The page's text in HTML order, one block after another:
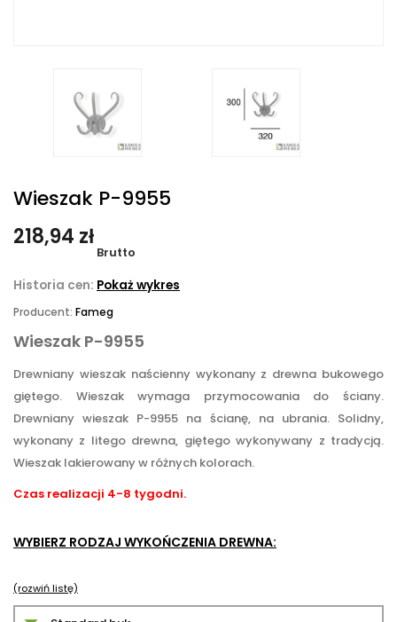
Wieszak P-9955
218,94 zł
Brutto
Historia cen: Pokaż wykres
Producent: Fameg
Wieszak P-9955
Drewniany wieszak naścienny wykonany z drewna bukowego
giętego. Wieszak wymaga przymocowania do ściany.
Drewniany wieszak P-9955 na ścianę, na ubrania. Solidny,
wykonany z litego drewna, giętego wykonywany z tradycją.
Wieszak lakierowany w różnych kolorach.
Czas realizacji 4-8 tygodni.
WYBIERZ RODZAJ WYKOŃCZENIA DREWNA:
(rozwiń listę)